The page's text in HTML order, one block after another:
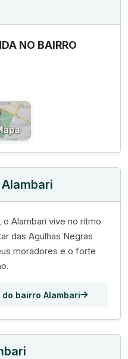
NO BAIRRO
Alambari vive no ritmo
das Agulhas Negras
moradores e o forte
bairro Alambari